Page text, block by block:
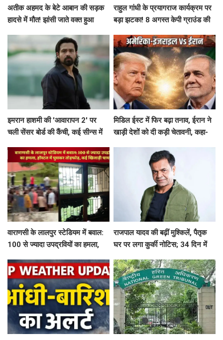
अतीक अहमद के बेटे आबान की सड़क
हादसे में मौत! झांसी जाते वक्त हुआ
राहुल गांधी के प्रयागराज कार्यक्रम पर
बड़ा झटका! 8 अगस्त केपी ग्राउंड की
इमरान हाशमी की 'आवारापन 2' पर
चली सेंसर बोर्ड की कैंची, कई सीन्स में
मिडिल ईस्ट में फिर बढ़ा तनाव, ईरान ने
खाड़ी देशों को दी कड़ी चेतावनी, कहा-
वाराणसी के लालपुर स्टेडियम में बवाल:
100 से ज्यादा उपद्रवियों का हमला,
खिलाड़ी घायल
राजपाल यादव की बढ़ीं मुश्किलें, पैतृक
घर पर लगा कुर्की नोटिस; 34 दिन में
नीलामी